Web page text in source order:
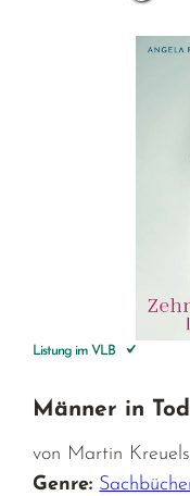
Listung im VLB
Männer in
von Martin
Genre: